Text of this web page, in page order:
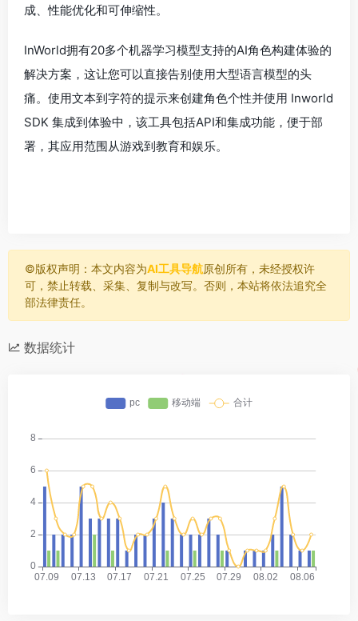
成、性能优化和可伸缩性。
InWorld拥有20多个机器学习模型支持的AI角色构建体验的
解决方案，这让您可以直接告别使用大型语言模型的头
痛。使用文本到字符的提示来创建角色个性并使用 Inworld
SDK 集成到体验中，该工具包括API和集成功能，便于部
署，其应用范围从游戏到教育和娱乐。
©️版权声明：本文内容为AI工具导航原创所有，未经授权许
可，禁止转载、采集、复制与改写。否则，本站将依法追究全
部法律责任。
数据统计